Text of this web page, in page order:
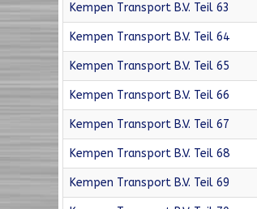
Kempen Transport B.V. Teil 63
Kempen Transport B.V. Teil 64
Kempen Transport B.V. Teil 65
Kempen Transport B.V. Teil 66
Kempen Transport B.V. Teil 67
Kempen Transport B.V. Teil 68
Kempen Transport B.V. Teil 69